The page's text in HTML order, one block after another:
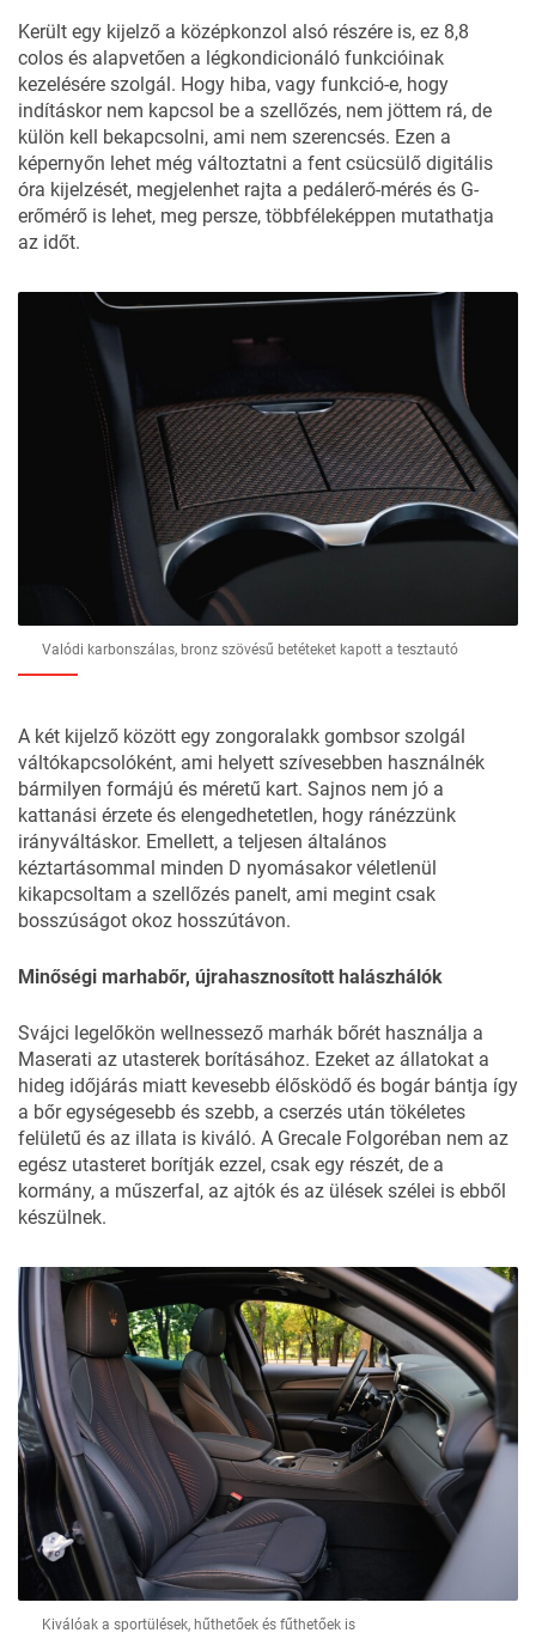
Került egy kijelző a középkonzol alsó részére is, ez 8,8
colos és alapvetően a légkondicionáló funkcióinak
kezelésére szolgál. Hogy hiba, vagy funkció-e, hogy
indításkor nem kapcsol be a szellőzés, nem jöttem rá, de
külön kell bekapcsolni, ami nem szerencsés. Ezen a
képernyőn lehet még változtatni a fent csücsülő digitális
óra kijelzését, megjelenhet rajta a pedálerő-mérés és G-
erőmérő is lehet, meg persze, többféleképpen mutathatja
az időt.
Valódi karbonszálas, bronz szövésű betéteket kapott a tesztautó
A két kijelző között egy zongoralakk gombsor szolgál
váltókapcsolóként, ami helyett szívesebben használnék
bármilyen formájú és méretű kart. Sajnos nem jó a
kattanási érzete és elengedhetetlen, hogy ránézzünk
irányváltáskor. Emellett, a teljesen általános
kéztartásommal minden D nyomásakor véletlenül
kikapcsoltam a szellőzés panelt, ami megint csak
bosszúságot okoz hosszútávon.
Minőségi marhabőr, újrahasznosított halászhálók
Svájci legelőkön wellnessező marhák bőrét használja a
Maserati az utasterek borításához. Ezeket az állatokat a
hideg időjárás miatt kevesebb élősködő és bogár bántja így
a bőr egységesebb és szebb, a cserzés után tökéletes
felületű és az illata is kiváló. A Grecale Folgoréban nem az
egész utasteret borítják ezzel, csak egy részét, de a
kormány, a műszerfal, az ajtók és az ülések szélei is ebből
készülnek.
Kiválóak a sportülések, hűthetőek és fűthetőek is